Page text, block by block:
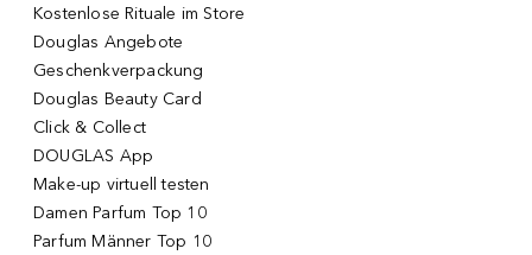
Kostenlose Rituale im Store
Douglas Angebote
Geschenkverpackung
Douglas Beauty Card
Click & Collect
DOUGLAS App
Make-up virtuell testen
Damen Parfum Top 10
Parfum Männer Top 10